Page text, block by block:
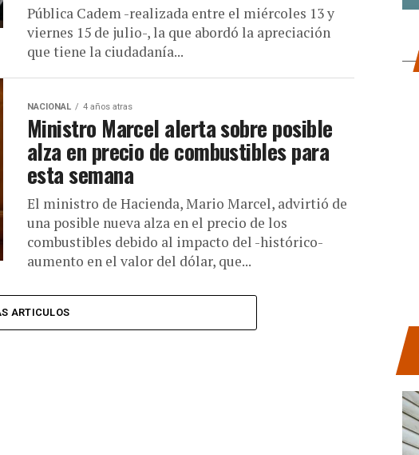
Pública Cadem -realizada entre el miércoles 13 y
viernes 15 de julio-, la que abordó la apreciación
que tiene la ciudadanía...
NACIONAL 4 años atras
Ministro Marcel alerta sobre posible
alza en precio de combustibles para
esta semana
El ministro de Hacienda, Mario Marcel, advirtió de
una posible nueva alza en el precio de los
combustibles debido al impacto del -histórico-
aumento en el valor del dólar, que...
ARTICULOS